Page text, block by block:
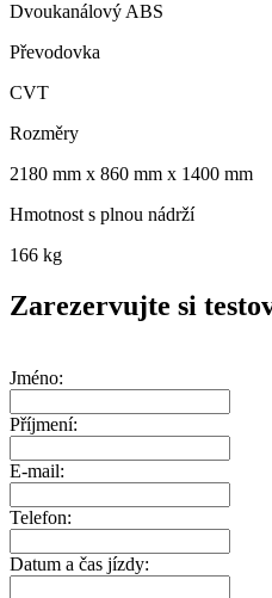
Dvoukanálový ABS
Převodovka
CVT
Rozměry
2180 mm x 860 mm x 1400 mm
Hmotnost s plnou nádrží
166 kg
Zarezervujte si
Jméno:
Příjmení:
E-mail:
Telefon:
Datum a čas jízdy: